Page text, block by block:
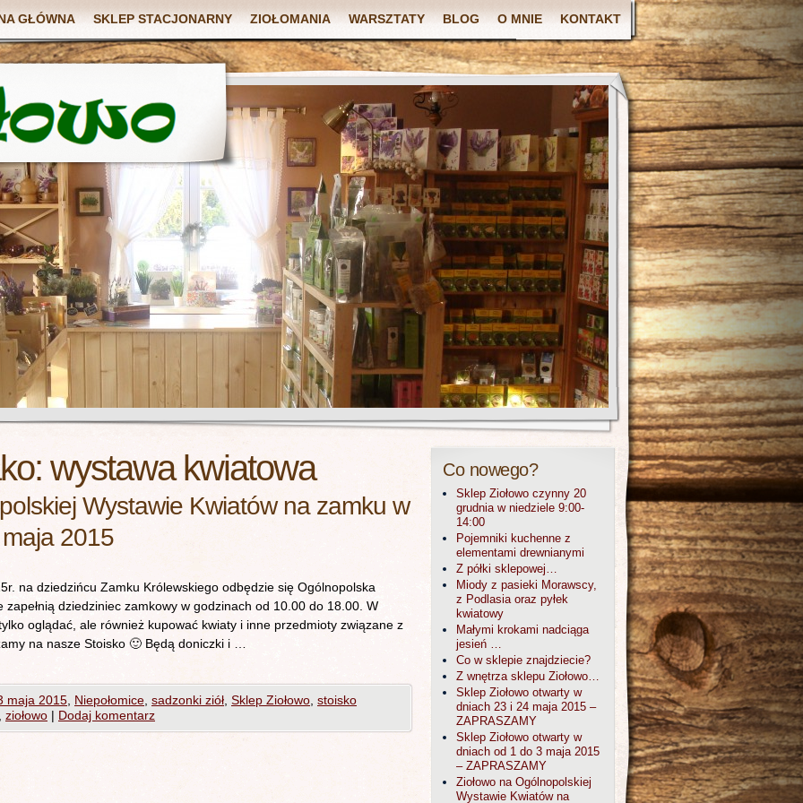
GŁÓWNA SKLEP STACJONARNY ZIOŁOMANIA WARSZTATY BLOG O MNIE KONTAKT
wystawa kwiatowa
Wystawie Kwiatów na zamku w
2015
na dziedzińcu Zamku Królewskiego odbędzie się Ogólnopolska
dziedziniec zamkowy w godzinach od 10.00 do 18.00. W
oglądać, ale również kupować kwiaty i inne przedmioty związane z
na nasze Stoisko 🙂 Będą doniczki i …
maja 2015 Niepołomice sadzonki ziół Sklep Ziołowo stoisko
ziołowo | Dodaj komentarz
Co nowego?
Sklep Ziołowo czynny 20
grudnia w niedziele 9:00-
14:00
Pojemniki kuchenne z
elementami drewnianymi
Z półki sklepowej…
Miody z pasieki Morawscy,
z Podlasia oraz pyłek
kwiatowy
Małymi krokami nadciąga
jesień …
Co w sklepie znajdziecie?
Z wnętrza sklepu Ziołowo…
Sklep Ziołowo otwarty w
dniach 23 i 24 maja 2015 –
ZAPRASZAMY
Sklep Ziołowo otwarty w
dniach od 1 do 3 maja 2015
– ZAPRASZAMY
Ziołowo na Ogólnopolskiej
Wystawie Kwiatów na